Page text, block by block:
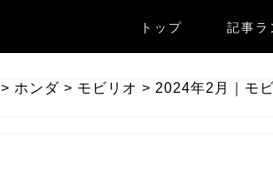
トップ 記事ラ
> ホンダ > モビリオ > 2024年2月｜モ